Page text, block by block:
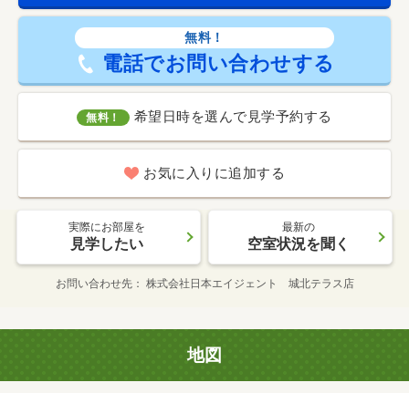
無料！
電話でお問い合わせする
無料！ 希望日時を選んで見学予約する
お気に入りに追加する
実際にお部屋を
見学したい
最新の
空室状況を聞く
お問い合わせ先 株式会社日本エイジェント 城北テラス店
地図